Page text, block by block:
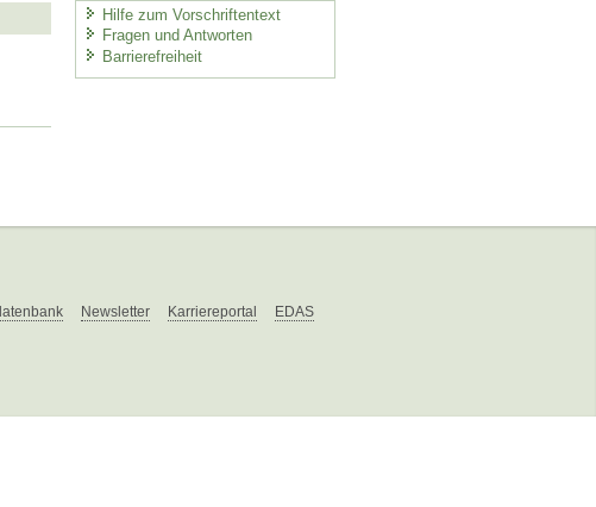
Hilfe zum Vorschriftentext
Fragen und Antworten
Barrierefreiheit
Newsletter Karriereportal EDAS